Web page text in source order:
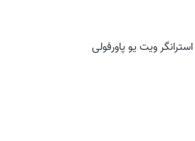
ویت یو پاورفولی